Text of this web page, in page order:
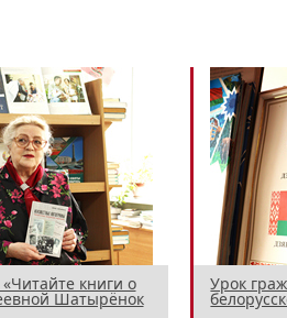
книги о
Шатырёнок
Урок